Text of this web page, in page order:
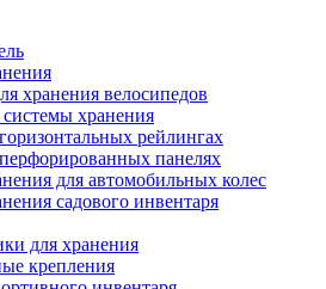
хранения велосипедов
хранения
рейлингах
панелях
для автомобильных колес
садового инвентаря
для хранения
крепления